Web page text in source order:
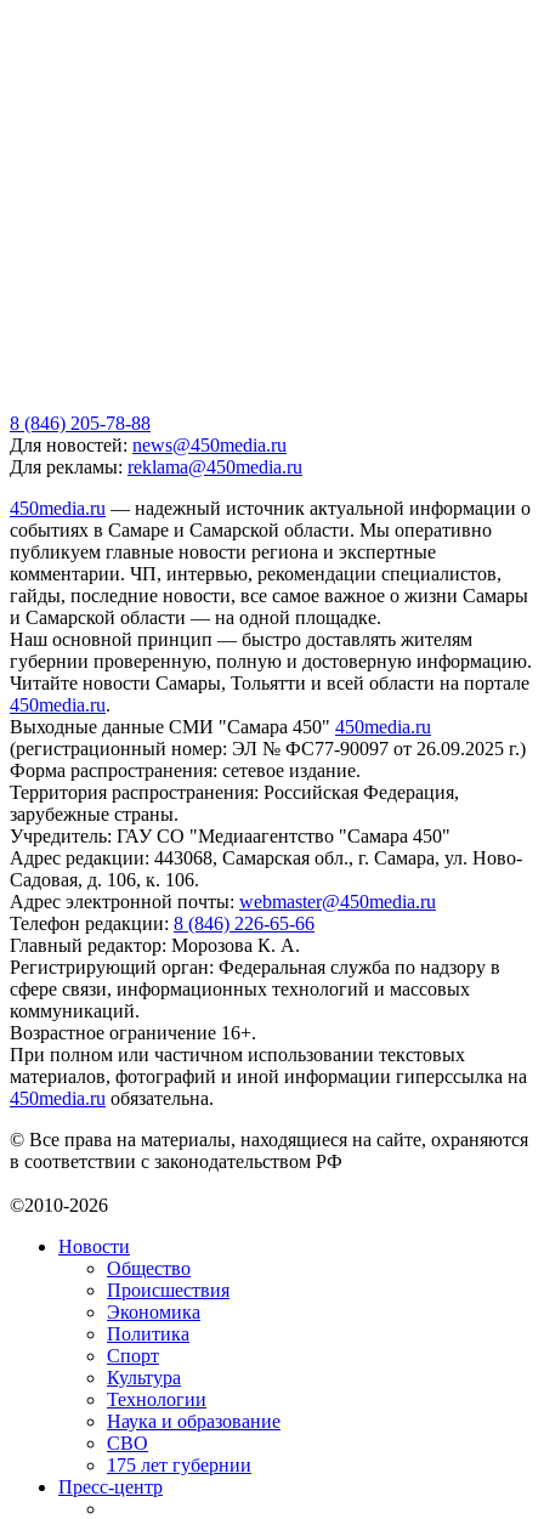
8 (846) 205-78-88
Для новостей: news@450media.ru
Для рекламы: reklama@450media.ru
450media.ru — надежный источник актуальной информации о
событиях в Самаре и Самарской области. Мы оперативно
публикуем главные новости региона и экспертные
комментарии. ЧП, интервью, рекомендации специалистов,
гайды, последние новости, все самое важное о жизни Самары
и Самарской области — на одной площадке.
Наш основной принцип — быстро доставлять жителям
губернии проверенную, полную и достоверную информацию.
Читайте новости Самары, Тольятти и всей области на портале
450media.ru.
Выходные данные СМИ "Самара 450" 450media.ru
(регистрационный номер: ЭЛ № ФС77-90097 от 26.09.2025 г.)
Форма распространения: сетевое издание.
Территория распространения: Российская Федерация,
зарубежные страны.
Учредитель: ГАУ СО "Медиаагентство "Самара 450"
Адрес редакции: 443068, Самарская обл., г. Самара, ул. Ново-
Садовая, д. 106, к. 106.
Адрес электронной почты: webmaster@450media.ru
Телефон редакции: 8 (846) 226-65-66
Главный редактор: Морозова К. А.
Регистрирующий орган: Федеральная служба по надзору в
сфере связи, информационных технологий и массовых
коммуникаций.
Возрастное ограничение 16+.
При полном или частичном использовании текстовых
материалов, фотографий и иной информации гиперссылка на
450media.ru обязательна.
© Все права на материалы, находящиеся на сайте, охраняются
в соответствии с законодательством РФ
©2010-2026
Новости
Общество
Происшествия
Экономика
Политика
Спорт
Культура
Технологии
Наука и образование
СВО
175 лет губернии
Пресс-центр